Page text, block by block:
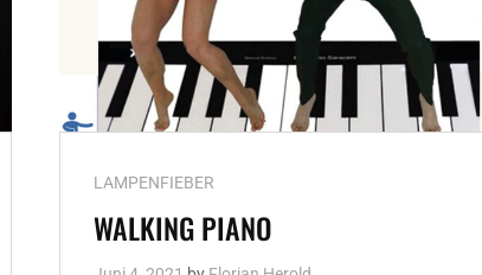
Cat
Links
LAMPENFIEBER
WALKING PIANO